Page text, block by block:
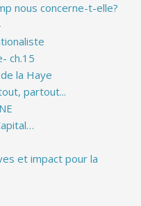
nous concerne-t-elle?
ch.15
la Haye
partout...
et impact pour la